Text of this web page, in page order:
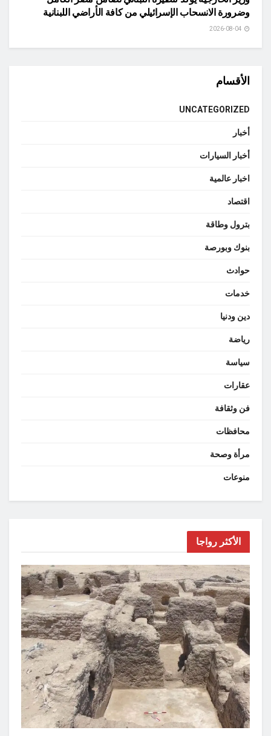
وضرورة الانسحاب الإسرائيلي من كافة الأراضي اللبنانية
الأقسام
UNCATEGORIZED
أخبار
أخبار السيارات
اخبار عالمية
اقتصاد
بترول وطاقة
بنوك وبورصة
حوادث
خدمات
دين ودنيا
رياضة
سياسة
عقارات
فن وثقافة
محافظات
مرأة وصحة
منوعات
الأكثر رواجا